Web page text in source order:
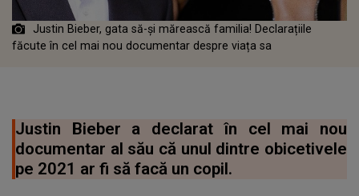
Justin Bieber, gata să-și mărească familia! Declarațiile
făcute în cel mai nou documentar despre viața sa
Justin Bieber a declarat în cel mai nou
documentar al său că unul dintre obicetivele
pe 2021 ar fi să facă un copil.